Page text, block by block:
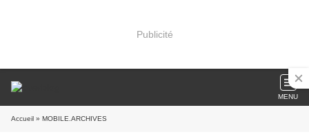
Publicité
MENU
Accueil » MOBILE.ARCHIVES